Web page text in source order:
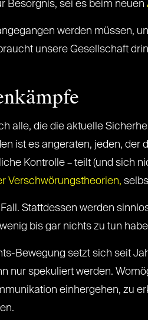
Besorgnis, sei es beim neuen
werden müssen,
unsere Gesellschaft
alle, die die aktuelle
ist es angeraten, jeden,
Kontrolle – teilt (und sich
Verschwörungstheorien,
Stattdessen werden
bis gar nichts zu tun
Bewegung setzt sich seit
nur spekuliert werden.
einhergehen, zu